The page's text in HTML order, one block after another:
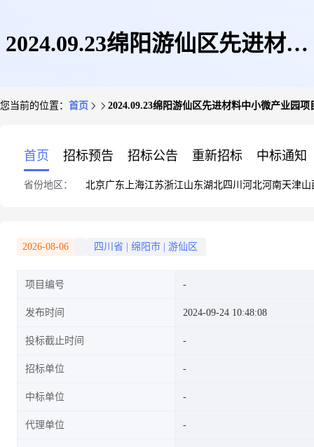
2024.09.23绵阳游仙区先进材料
您当前的位置： 首页 2024.09.23绵阳游仙区先进材料中小微产业园项
首页 招标预告 招标公告 重新招标 中标通知
省份地区： 北京广东 上海江苏浙江山东湖北四川 河北河南天津山
2026-08-06 四川省 绵阳市 游仙区
项目编号
发布时间 2024-09-24 10:48:08
投标截止时间
招标单位
中标单位
代理单位